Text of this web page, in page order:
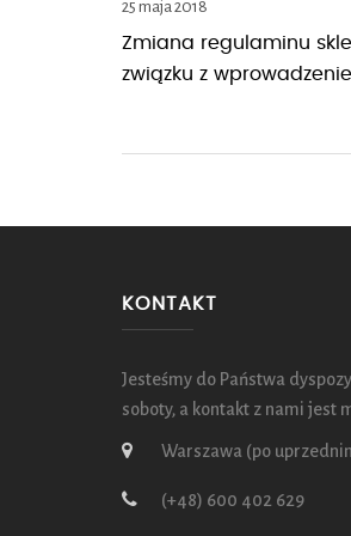
25 maja 2018
Zmiana regulaminu
związku z
KONTAKT
Jesteśmy do Państwa
soboty, a kontakt z nami jest
Warszawa (po
(+48) 600 402 629